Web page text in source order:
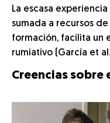
La escasa
sumada a recursos
formación, facilita un
rumiativo (García et
Creencias sobre